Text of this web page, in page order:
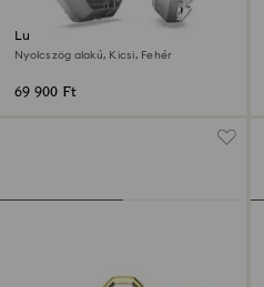
Lucent karika fülbevaló
Nyolcszög alakú, Kicsi, Fehér
69 900 Ft